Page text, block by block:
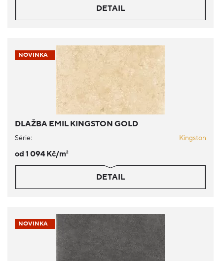
DETAIL
NOVINKA
DLAŽBA EMIL KINGSTON GOLD
Série: Kingston
od 1 094 Kč/m2
DETAIL
NOVINKA